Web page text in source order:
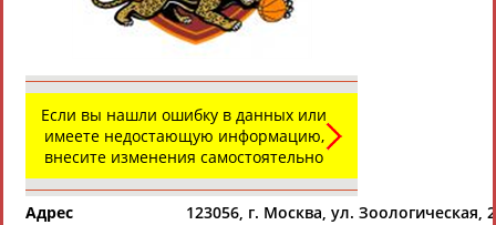
Просмотры
материалов
СВОДНЫЕ ИНДЕКСЫ
ТАБЛО АКТИВНОСТИ
РЕСУРСНАЯ ПЛОЩАДКА
Региональные спортивные организации
Если вы нашли ошибку в данных или
имеете недостающую информацию,
внесите изменения самостоятельно
Адрес
123056, г. Москва, ул. Зоологическая,